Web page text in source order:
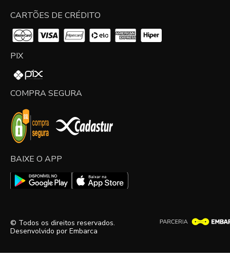
CARTÕES DE CRÉDITO
PIX
COMPRA SEGURA
BAIXE O APP
© Todos os direitos reservados.
Desenvolvido por Embarca